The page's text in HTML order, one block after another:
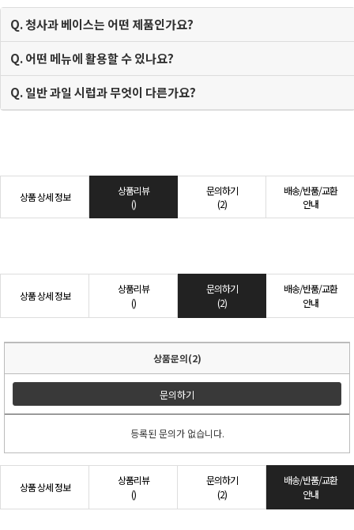
Q. 청사과 베이스는 어떤 제품인가요?
Q. 어떤 메뉴에 활용할 수 있나요?
Q. 일반 과일 시럽과 무엇이 다른가요?
상품 상세 정보
상품리뷰
()
문의하기
(2)
배송/반품/교환
안내
상품 상세 정보
상품리뷰
()
문의하기
(2)
배송/반품/교환
안내
상품문의(2)
문의하기
등록된 문의가 없습니다.
상품 상세 정보
상품리뷰
()
문의하기
(2)
배송/반품/교환
안내